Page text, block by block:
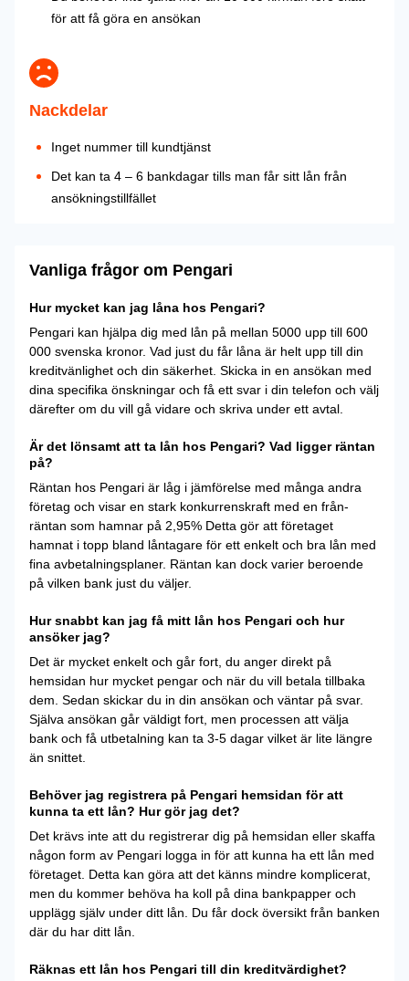
för att få göra en ansökan
Nackdelar
Inget nummer till kundtjänst
Det kan ta 4 – 6 bankdagar tills man får sitt lån från
ansökningstillfället
Vanliga frågor om Pengari
Hur mycket kan jag låna hos Pengari?
Pengari kan hjälpa dig med lån på mellan 5000 upp till 600
000 svenska kronor. Vad just du får låna är helt upp till din
kreditvänlighet och din säkerhet. Skicka in en ansökan med
dina specifika önskningar och få ett svar i din telefon och välj
därefter om du vill gå vidare och skriva under ett avtal.
Är det lönsamt att ta lån hos Pengari? Vad ligger räntan
på?
Räntan hos Pengari är låg i jämförelse med många andra
företag och visar en stark konkurrenskraft med en från-
räntan som hamnar på 2,95% Detta gör att företaget
hamnat i topp bland låntagare för ett enkelt och bra lån med
fina avbetalningsplaner. Räntan kan dock varier beroende
på vilken bank just du väljer.
Hur snabbt kan jag få mitt lån hos Pengari och hur
ansöker jag?
Det är mycket enkelt och går fort, du anger direkt på
hemsidan hur mycket pengar och när du vill betala tillbaka
dem. Sedan skickar du in din ansökan och väntar på svar.
Själva ansökan går väldigt fort, men processen att välja
bank och få utbetalning kan ta 3-5 dagar vilket är lite längre
än snittet.
Behöver jag registrera på Pengari hemsidan för att
kunna ta ett lån? Hur gör jag det?
Det krävs inte att du registrerar dig på hemsidan eller skaffa
någon form av Pengari logga in för att kunna ha ett lån med
företaget. Detta kan göra att det känns mindre komplicerat,
men du kommer behöva ha koll på dina bankpapper och
upplägg själv under ditt lån. Du får dock översikt från banken
där du har ditt lån.
Räknas ett lån hos Pengari till din kreditvärdighet?